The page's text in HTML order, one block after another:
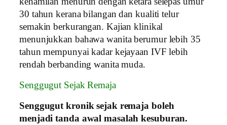
30 tahun kerana bilangan dan kualiti telur
semakin berkurangan. Kajian klinikal
menunjukkan bahawa wanita berumur lebih 35
tahun mempunyai kadar kejayaan IVF lebih
rendah berbanding wanita muda.
Senggugut Sejak Remaja
Senggugut kronik sejak remaja boleh
menjadi tanda awal masalah kesuburan.